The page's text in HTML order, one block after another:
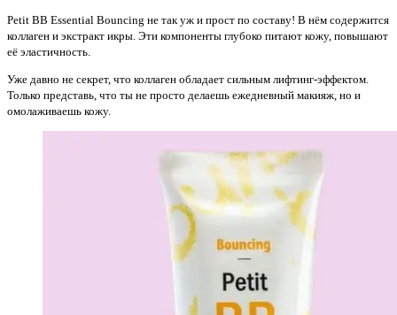
Petit BB Essential Bouncing не так уж и прост по составу! В нём содержится
коллаген и экстракт икры. Эти компоненты глубоко питают кожу, повышают
её эластичность.
Уже давно не секрет, что коллаген обладает сильным лифтинг-эффектом.
Только представь, что ты не просто делаешь ежедневный макияж, но и
омолаживаешь кожу.